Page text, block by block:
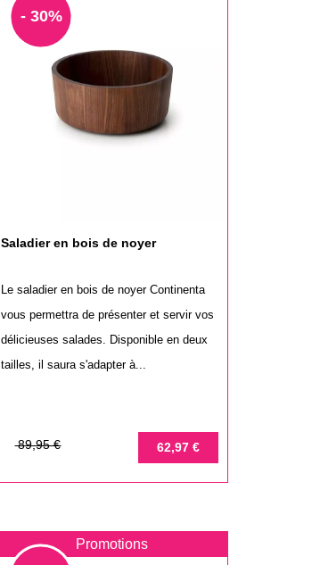
- 30%
Saladier en bois de noyer
Le saladier en bois de noyer Continenta
vous permettra de présenter et servir vos
délicieuses salades. Disponible en deux
tailles, il saura s'adapter à...
Prix
89,95 €
Prix 62,97 €
Promotions